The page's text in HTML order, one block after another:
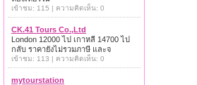
เข้าชม: 115 | ความคิดเห็น: 0
CK.41 Tours Co.,Ltd
London 12000 ไป เกาหลี 14700 ไป
กลับ ราคายังไม่รวมภาษี และจ
เข้าชม: 113 | ความคิดเห็น: 0
mytourstation